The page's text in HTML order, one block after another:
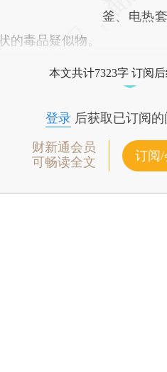
釜、电热
的毒品疑似物。
本文共计7323字 订阅
登录后获取已订阅的
财新通会员
可畅读全文
订阅/